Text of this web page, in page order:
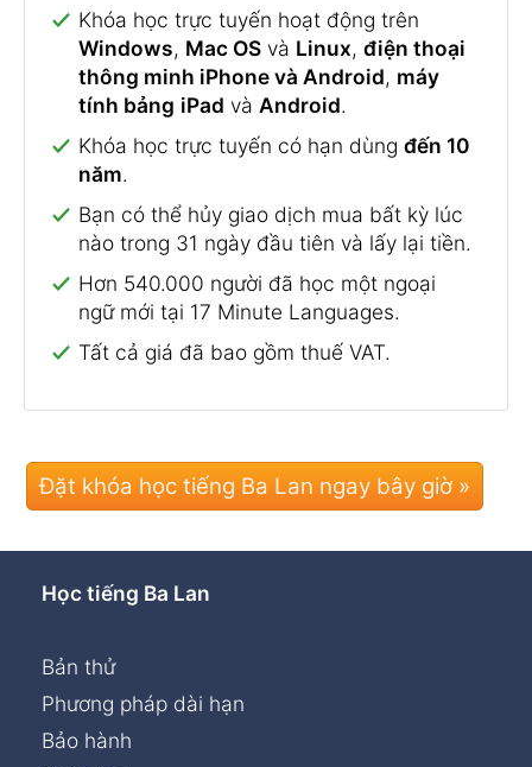
Khóa học trực tuyến hoạt động trên
Windows, Mac OS và Linux, điện thoại
thông minh iPhone và Android, máy
tính bảng iPad và Android.
Khóa học trực tuyến có hạn dùng đến 10
năm.
Bạn có thể hủy giao dịch mua bất kỳ lúc
nào trong 31 ngày đầu tiên và lấy lại tiền.
Hơn 540.000 người đã học một ngoại
ngữ mới tại 17 Minute Languages.
Tất cả giá đã bao gồm thuế VAT.
Đặt khóa học tiếng Ba Lan ngay bây giờ »
Học tiếng Ba Lan
Bản thử
Phương pháp dài hạn
Bảo hành